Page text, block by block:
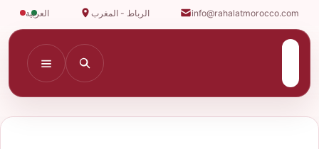
info@rahalatmorocco.com الرباط - المغرب العربية